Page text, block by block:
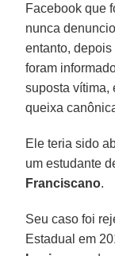
Facebook que
nunca
entanto,
foram
suposta vítima,
queixa
Ele teria sido
um estudante
Franciscano.
Seu caso foi
Estadual em